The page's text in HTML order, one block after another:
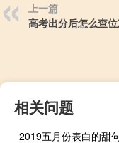
上一篇
高考出分后怎么查
相关问题